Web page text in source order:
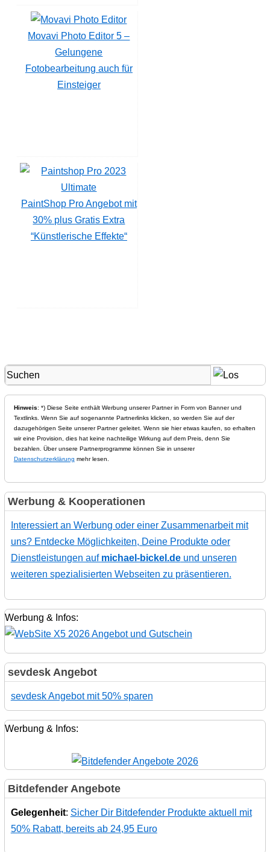
Movavi Photo Editor 5 –
Gelungene
Fotobearbeitung auch für
Einsteiger
PaintShop Pro Angebot mit
30% plus Gratis Extra
“Künstlerische Effekte“
Hinweis: *) Diese Seite enthält Werbung unserer Partner in Form von Banner und
Textlinks. Wenn Sie auf sogenannte Partnerlinks klicken, so werden Sie auf der
dazugehörigen Seite unserer Partner geleitet. Wenn sie hier etwas kaufen, so erhalten
wir eine Provision, dies hat keine nachteilige Wirkung auf dem Preis, denn Sie
bezahlen. Über unsere Partnerprogramme können Sie in unserer
Datenschutzerklärung mehr lesen.
Werbung & Kooperationen
Interessiert an Werbung oder einer Zusammenarbeit mit
uns? Entdecke Möglichkeiten, Deine Produkte oder
Dienstleistungen auf michael-bickel.deund unseren
weiteren spezialisierten Webseiten zu präsentieren.
Werbung & Infos:
sevdesk Angebot
sevdesk Angebot mit 50% sparen
Werbung & Infos:
Bitdefender Angebote
Gelegenheit: Sicher Dir Bitdefender Produkte aktuell mit
50% Rabatt, bereits ab 24,95 Euro